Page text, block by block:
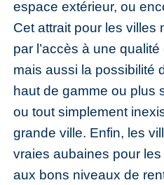
espace extérieur, ou
Cet attrait pour les villes
par l’accès à une
mais aussi la possibilité
haut de gamme ou plus
ou tout simplement
grande ville. Enfin, les
vraies aubaines pour
aux bons niveaux de